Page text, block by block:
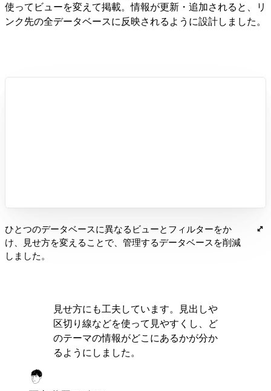
使ってビューを変えて掲載。情報が更新・追加されると、リ
ンク先の全データベースに反映されるように設計しました。
ひとつのデータベースに異なるビューとフィルターをか
け、見せ方を変えることで、管理するデータベースを削減
しました。
見せ方にも工夫しています。見出しや
区切り線などを使って見やすくし、ど
のテーマの情報がどこにあるかが分か
るようにしました。